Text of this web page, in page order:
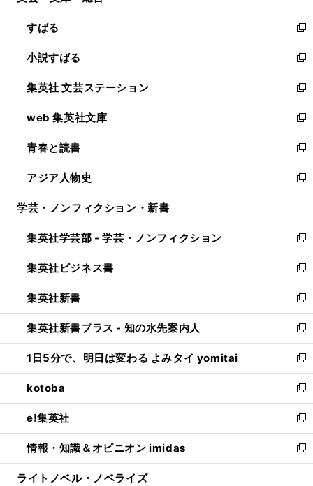
開
く
ウ
で
開
く
ン
ド
ウ
で
開
く
すばる
新
し
い
ウ
ィ
ン
ド
ウ
で
開
く
小説すばる
新
し
い
ウ
ィ
ン
ド
ウ
で
開
集英社 文芸ステーション
新
し
い
ウ
ィ
ン
ド
ウ
開
く
web 集英社文庫
新
し
い
ウ
ィ
ン
ウ
で
開
く
青春と読書
新
し
い
ウ
ン
ド
ウ
で
開
く
アジア人物史
新
し
ウ
ィ
ン
ド
ウ
で
開
く
学芸・ノンフィクション・新書
集英社学芸部 - 学芸・ノンフィクション
新
し
い
ウ
ィ
ン
ド
ウ
で
開
く
集英社ビジネス書
新
し
い
ウ
ィ
ン
ド
ウ
で
開
く
集英社新書
新
し
い
ウ
ィ
ン
ド
ウ
で
開
く
集英社新書プラス - 知の水先案内人
新
し
い
ウ
ィ
ン
ド
ウ
で
開
1日5分で、明日は変わる よみタイ yomitai
新
し
い
ウ
ィ
ン
ド
ウ
kotoba
新
し
い
ウ
ィ
ン
e!集英社
新
し
い
ウ
情報・知識＆オピニオン imidas
新
し
ライトノベル・ノベライズ